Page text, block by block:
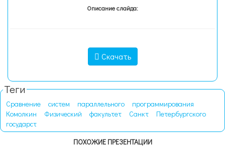
Описание слайда:
Скачать
Теги
Сравнение систем параллельного
программирования
Комолкин
Физический факультет Санкт
Петербургского
государст
ПОХОЖИЕ ПРЕЗЕНТАЦИИ